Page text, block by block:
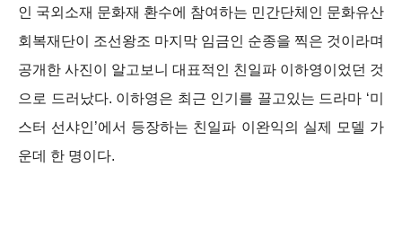
인 국외소재 문화재 환수에 참여하는 민간단체인 문화유산
회복재단이 조선왕조 마지막 임금인 순종을 찍은 것이라며
공개한 사진이 알고보니 대표적인 친일파 이하영이었던 것
으로 드러났다. 이하영은 최근 인기를 끌고있는 드라마 ‘미
스터 선샤인’에서 등장하는 친일파 이완익의 실제 모델 가
운데 한 명이다.